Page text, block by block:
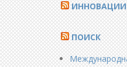
ИННОВАЦИИ
ПОИСК